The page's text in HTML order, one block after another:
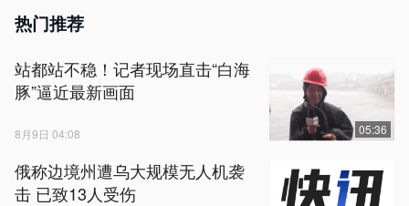
热门推荐
站都站不稳！记者现场直击“白海
豚”逼近最新画面
8月9日 04:08 05:36
俄称边境州遭乌大规模无人机袭
击 已致13人受伤